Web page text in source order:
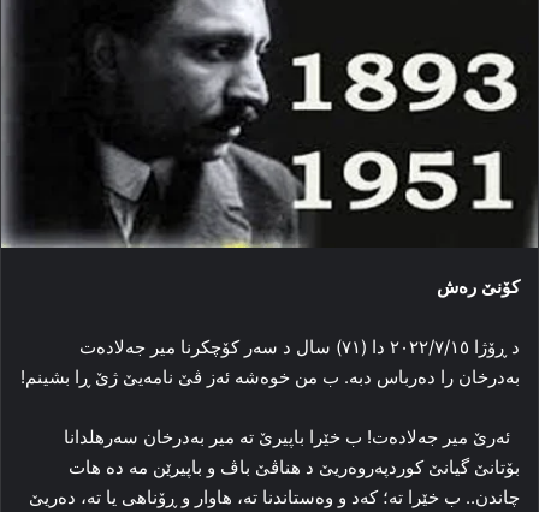
کۆنێ ره‌ش
د ڕۆژا ٢٠٢٢/٧/١٥ دا (۷۱) سال د سه‌ر کۆچکرنا میر جه‌لاده‌ت
به‌درخان را ده‌رباس دبه‌. ب من خوه‌شه‌ ئه‌ز ڤێ نامه‌یێ ژێ ڕا بشینم!
ئه‌رێ میر جه‌لاده‌ت! ب خێرا باپیرێ ته‌ میر به‌درخان سه‌رهلدانا
بۆتانێ گیانێ کوردپه‌روه‌ریێ د هناڤێ باڤ و باپیرێن مه‌ ده‌ هات
چاندن.. ب خێرا ته‌؛ که‌د و وه‌ستاندنا ته‌، هاوار و ڕۆناهی یا ته‌، ده‌ریێ